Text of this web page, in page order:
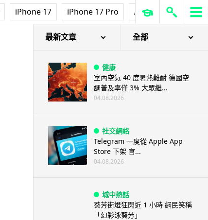
iPhone 17 iPhone 17 Pro AirPods Pro 3
最新文章 全部
健康
室內空氣 40 度暑熱難耐 德國空
調普及率僅 3% 大眾繼...
04.08.2026
社交網絡
Telegram 一度從 Apple App
Store 下架 官...
04.08.2026
城中熱話
葵芳街燈狂閃近 1 小時 網民笑稱
「幻彩泳葵芳」